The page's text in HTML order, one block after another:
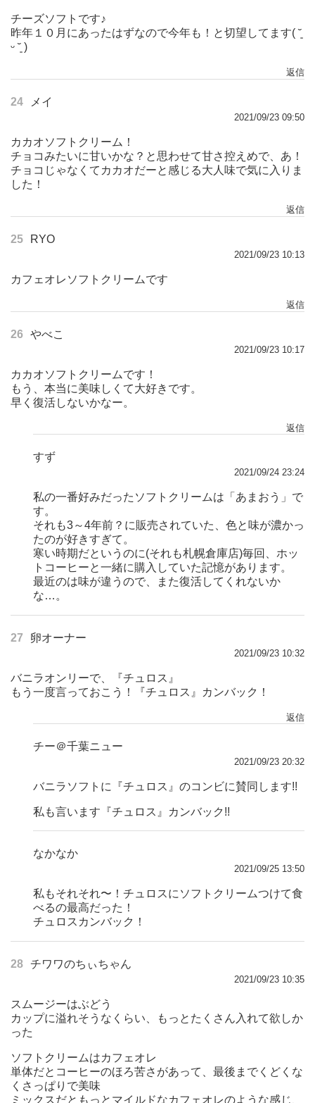
チーズソフトです♪
昨年１０月にあったはずなので今年も！と切望してます( ˘͈
ᵕ ˘͈ )
返信
24 メイ
2021/09/23 09:50
カカオソフトクリーム！
チョコみたいに甘いかな？と思わせて甘さ控えめで、あ！
チョコじゃなくてカカオだーと感じる大人味で気に入りま
した！
返信
25 RYO
2021/09/23 10:13
カフェオレソフトクリームです
返信
26 やべこ
2021/09/23 10:17
カカオソフトクリームです！
もう、本当に美味しくて大好きです。
早く復活しないかなー。
返信
すず
2021/09/24 23:24
私の一番好みだったソフトクリームは「あまおう」で
す。
それも3～4年前？に販売されていた、色と味が濃かっ
たのが好きすぎて。
寒い時期だというのに(それも札幌倉庫店)毎回、ホッ
トコーヒーと一緒に購入していた記憶があります。
最近のは味が違うので、また復活してくれないか
な…。
27 卵オーナー
2021/09/23 10:32
バニラオンリーで、『チュロス』
もう一度言っておこう！『チュロス』カンバック！
返信
チー＠千葉ニュー
2021/09/23 20:32
バニラソフトに『チュロス』のコンビに賛同します!!
私も言います『チュロス』カンバック!!
なかなか
2021/09/25 13:50
私もそれそれ〜！チュロスにソフトクリームつけて食
べるの最高だった！
チュロスカンバック！
28 チワワのちぃちゃん
2021/09/23 10:35
スムージーはぶどう
カップに溢れそうなくらい、もっとたくさん入れて欲しか
った
ソフトクリームはカフェオレ
単体だとコーヒーのほろ苦さがあって、最後までくどくな
くさっぱりで美味
ミックスだともっとマイルドなカフェオレのような感じ、